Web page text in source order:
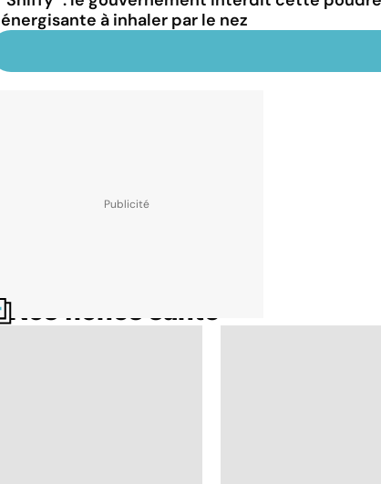
énergisante à inhaler par le nez
Nos fiches santé